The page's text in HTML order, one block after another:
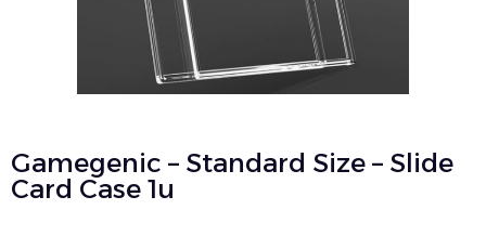
Gamegenic – Standard Size – Slide
Card Case 1u